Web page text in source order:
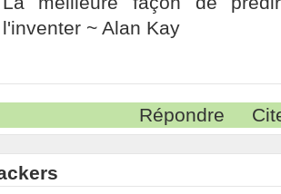
l'inventer ~ Alan Kay
Répondre